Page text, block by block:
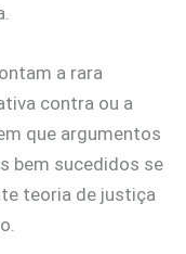
a rara
contra ou a
que argumentos
bem sucedidos se
teoria de justiça